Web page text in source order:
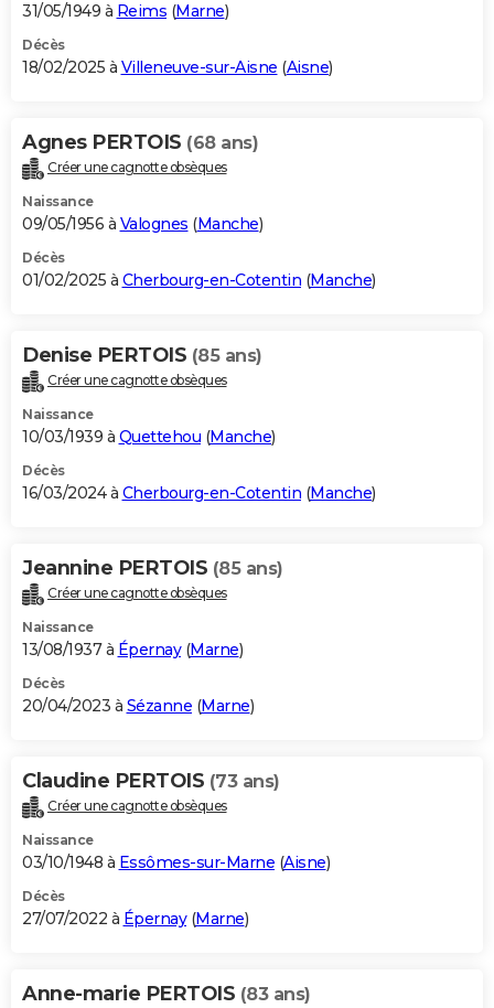
31/05/1949 à Reims (Marne)
Décès
18/02/2025 à Villeneuve-sur-Aisne (Aisne)
Agnes PERTOIS (68 ans)
Créer une cagnotte obsèques
Naissance
09/05/1956 à Valognes (Manche)
Décès
01/02/2025 à Cherbourg-en-Cotentin (Manche)
Denise PERTOIS (85 ans)
Créer une cagnotte obsèques
Naissance
10/03/1939 à Quettehou (Manche)
Décès
16/03/2024 à Cherbourg-en-Cotentin (Manche)
Jeannine PERTOIS (85 ans)
Créer une cagnotte obsèques
Naissance
13/08/1937 à Épernay(Marne)
Décès
20/04/2023 à Sézanne (Marne)
Claudine PERTOIS (73 ans)
Créer une cagnotte obsèques
Naissance
03/10/1948 à Essômes-sur-Marne (Aisne)
Décès
27/07/2022 à Épernay(Marne)
Anne-marie PERTOIS (83 ans)